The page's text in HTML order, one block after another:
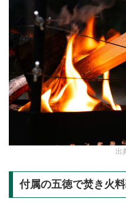
出
付属の五徳で焚き火